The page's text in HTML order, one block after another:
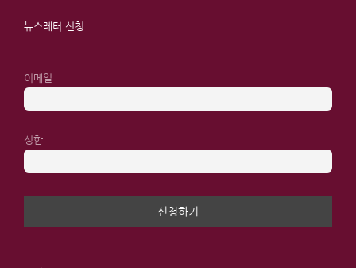
뉴스레터 신청
이메일
성함